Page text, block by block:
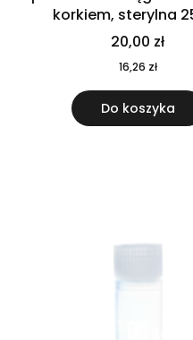
korkiem, sterylna
20,00 zł
16,26 zł
Do koszyka